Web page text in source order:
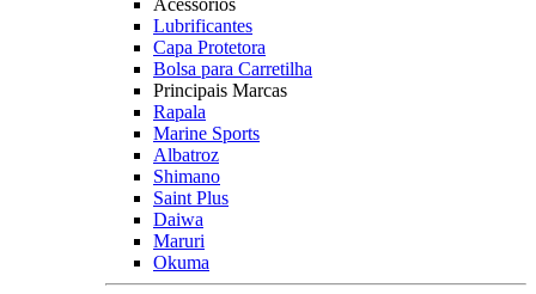
Acessórios
Lubrificantes
Capa Protetora
Bolsa para Carretilha
Principais Marcas
Rapala
Marine Sports
Albatroz
Shimano
Saint Plus
Daiwa
Maruri
Okuma